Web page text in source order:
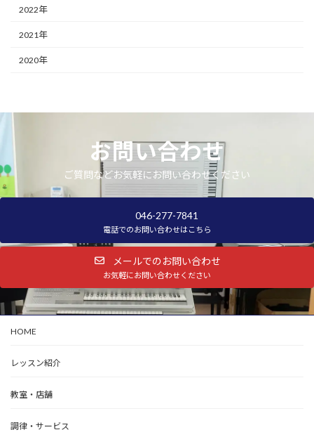
2022年
2021年
2020年
お問い合わせ
ご質問などお気軽にお問い合わせください
046-277-7841
電話でのお問い合わせはこちら
メールでのお問い合わせ
お気軽にお問い合わせください
HOME
レッスン紹介
教室・店舗
調律・サービス